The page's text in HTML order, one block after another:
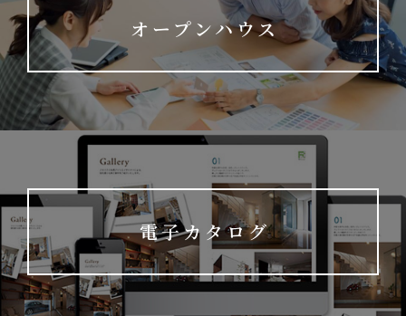
オープンハウス
電子カタログ